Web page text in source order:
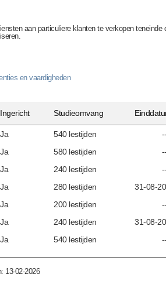
aan particuliere klanten te verkopen teneinde
en vaardigheden
Ingericht Studieomvang
Ja 540 lestijden
--
Ja 580 lestijden
--
Ja 240 lestijden
--
Ja 280 lestijden
31-08-
Ja 200 lestijden
--
Ja 240 lestijden
31-08-
Ja 540 lestijden --
13-02-2026